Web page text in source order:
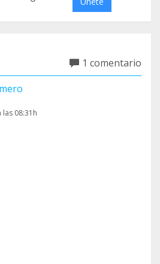
1 comentario
las 08:31h